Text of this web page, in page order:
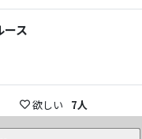
ース
欲しい 7人